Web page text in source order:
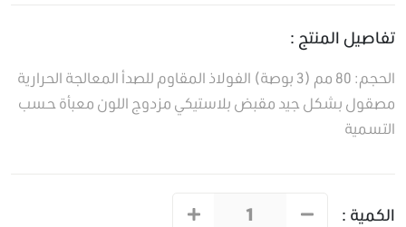
تفاصيل المنتج :
الحجم: 80 مم (3 بوصة) الفولاذ المقاوم للصدأ المعالجة الحرارية
مصقول بشكل جيد مقبض بلاستيكي مزدوج اللون معبأة حسب
التسمية
الكمية :